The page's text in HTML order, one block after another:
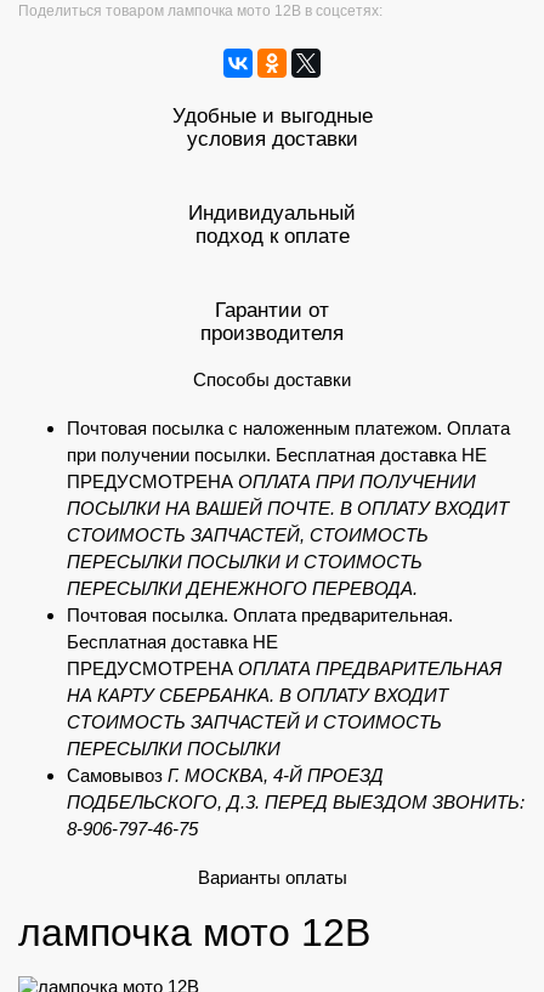
Поделиться товаром лампочка мото 12В в соцсетях:
Удобные и выгодные
условия доставки
Индивидуальный
подход к оплате
Гарантии от
производителя
Способы доставки
Почтовая посылка с наложенным платежом. Оплата
при получении посылки. Бесплатная доставка НЕ
ПРЕДУСМОТРЕНА ОПЛАТА ПРИ ПОЛУЧЕНИИ
ПОСЫЛКИ НА ВАШЕЙ ПОЧТЕ. В ОПЛАТУ ВХОДИТ
СТОИМОСТЬ ЗАПЧАСТЕЙ, СТОИМОСТЬ
ПЕРЕСЫЛКИ ПОСЫЛКИ И СТОИМОСТЬ
ПЕРЕСЫЛКИ ДЕНЕЖНОГО ПЕРЕВОДА.
Почтовая посылка. Оплата предварительная.
Бесплатная доставка НЕ
ПРЕДУСМОТРЕНА ОПЛАТА ПРЕДВАРИТЕЛЬНАЯ
НА КАРТУ СБЕРБАНКА. В ОПЛАТУ ВХОДИТ
СТОИМОСТЬ ЗАПЧАСТЕЙ И СТОИМОСТЬ
ПЕРЕСЫЛКИ ПОСЫЛКИ
Самовывоз Г. МОСКВА, 4-Й ПРОЕЗД
ПОДБЕЛЬСКОГО, Д.3. ПЕРЕД ВЫЕЗДОМ ЗВОНИТЬ:
8-906-797-46-75
Варианты оплаты
лампочка мото 12В